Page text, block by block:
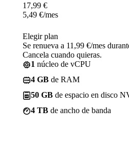
17,99 €
5,49 €/mes
Elegir plan
Se renueva a 11,99 €/mes
Cancela cuando quieras.
1 núcleo de vCPU
4 GB de RAM
50 GB de espacio en disco
4 TB de ancho de banda